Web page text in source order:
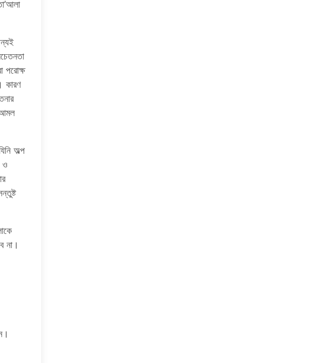
পরোক্ষ
কারণ
অল্প
ও
না।